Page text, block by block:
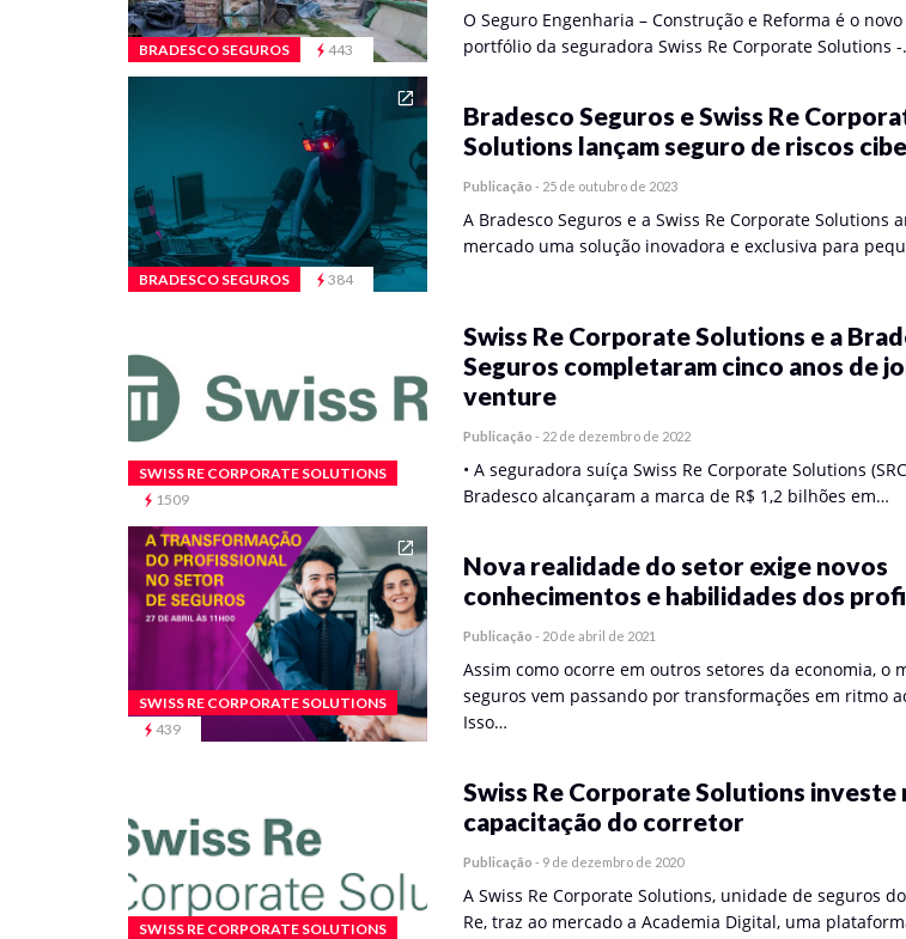
BRADESCO SEGUROS 443
O Seguro Engenharia – Construção e Reforma é o
portfólio da seguradora Swiss Re Corporate Solutions
BRADESCO SEGUROS 384
Bradesco Seguros e Swiss Re
Solutions lançam seguro de riscos
Publicação - 25 de outubro de 2023
A Bradesco Seguros e a Swiss Re Corporate Solutions
mercado uma solução inovadora e exclusiva para
SWISS RE CORPORATE SOLUTIONS
1509
Swiss Re Corporate Solutions e a
Seguros completaram cinco anos de
venture
Publicação - 22 de dezembro de 2022
• A seguradora suíça Swiss Re Corporate Solutions
Bradesco alcançaram a marca de R$ 1,2 bilhões em…
SWISS RE CORPORATE SOLUTIONS
439
Nova realidade do setor exige novos
conhecimentos e habilidades dos
Publicação - 20 de abril de 2021
Assim como ocorre em outros setores da economia, o
seguros vem passando por transformações em ritmo
Isso…
SWISS RE CORPORATE SOLUTIONS
Swiss Re Corporate Solutions investe
capacitação do corretor
Publicação - 9 de dezembro de 2020
A Swiss Re Corporate Solutions, unidade de seguros
Re, traz ao mercado a Academia Digital, uma